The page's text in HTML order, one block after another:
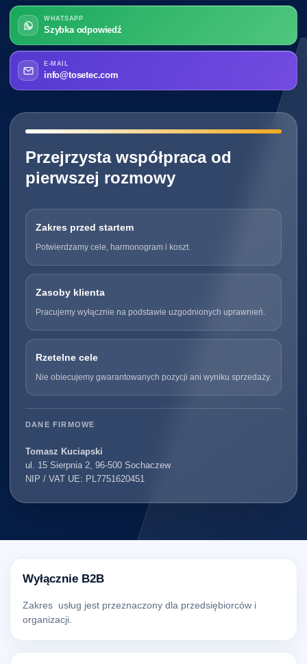
WHATSAPP
Szybka odpowiedź
E-MAIL
info@tosetec.com
━━━━━━━━━━━━━━━━━━━━━━━━━━━━
Przejrzysta współpraca od
pierwszej rozmowy
Zakres przed startem
Potwierdzamy cele, harmonogram i koszt.
Zasoby klienta
Pracujemy wyłącznie na podstawie uzgodnionych uprawnień.
Rzetelne cele
Nie obiecujemy gwarantowanych pozycji ani wyniku sprzedaży.
DANE FIRMOWE
Tomasz Kuciapski
ul. 15 Sierpnia 2, 96-500 Sochaczew
NIP / VAT UE: PL7751620451
Wyłącznie B2B
Zakres usług jest przeznaczony dla przedsiębiorców i
organizacji.